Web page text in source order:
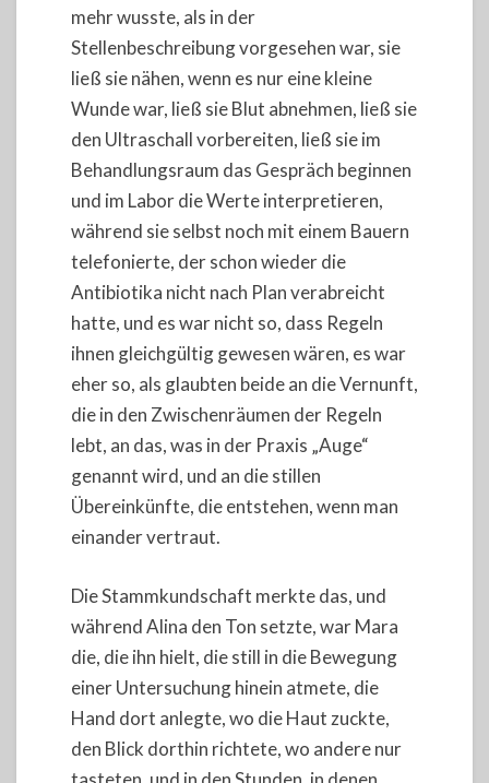
mehr wusste, als in der
Stellenbeschreibung vorgesehen war, sie
ließ sie nähen, wenn es nur eine kleine
Wunde war, ließ sie Blut abnehmen, ließ sie
den Ultraschall vorbereiten, ließ sie im
Behandlungsraum das Gespräch beginnen
und im Labor die Werte interpretieren,
während sie selbst noch mit einem Bauern
telefonierte, der schon wieder die
Antibiotika nicht nach Plan verabreicht
hatte, und es war nicht so, dass Regeln
ihnen gleichgültig gewesen wären, es war
eher so, als glaubten beide an die Vernunft,
die in den Zwischenräumen der Regeln
lebt, an das, was in der Praxis „Auge“
genannt wird, und an die stillen
Übereinkünfte, die entstehen, wenn man
einander vertraut.
Die Stammkundschaft merkte das, und
während Alina den Ton setzte, war Mara
die, die ihn hielt, die still in die Bewegung
einer Untersuchung hinein atmete, die
Hand dort anlegte, wo die Haut zuckte,
den Blick dorthin richtete, wo andere nur